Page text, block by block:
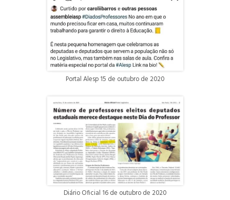
Portal Alesp 15 de outubro de 2020
Diário Oficial 16 de outubro de 2020